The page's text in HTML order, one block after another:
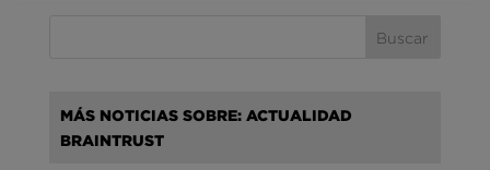
MÁS NOTICIAS SOBRE: ACTUALIDAD
BRAINTRUST